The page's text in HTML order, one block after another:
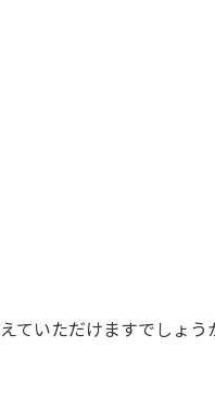
いただけますでしょう